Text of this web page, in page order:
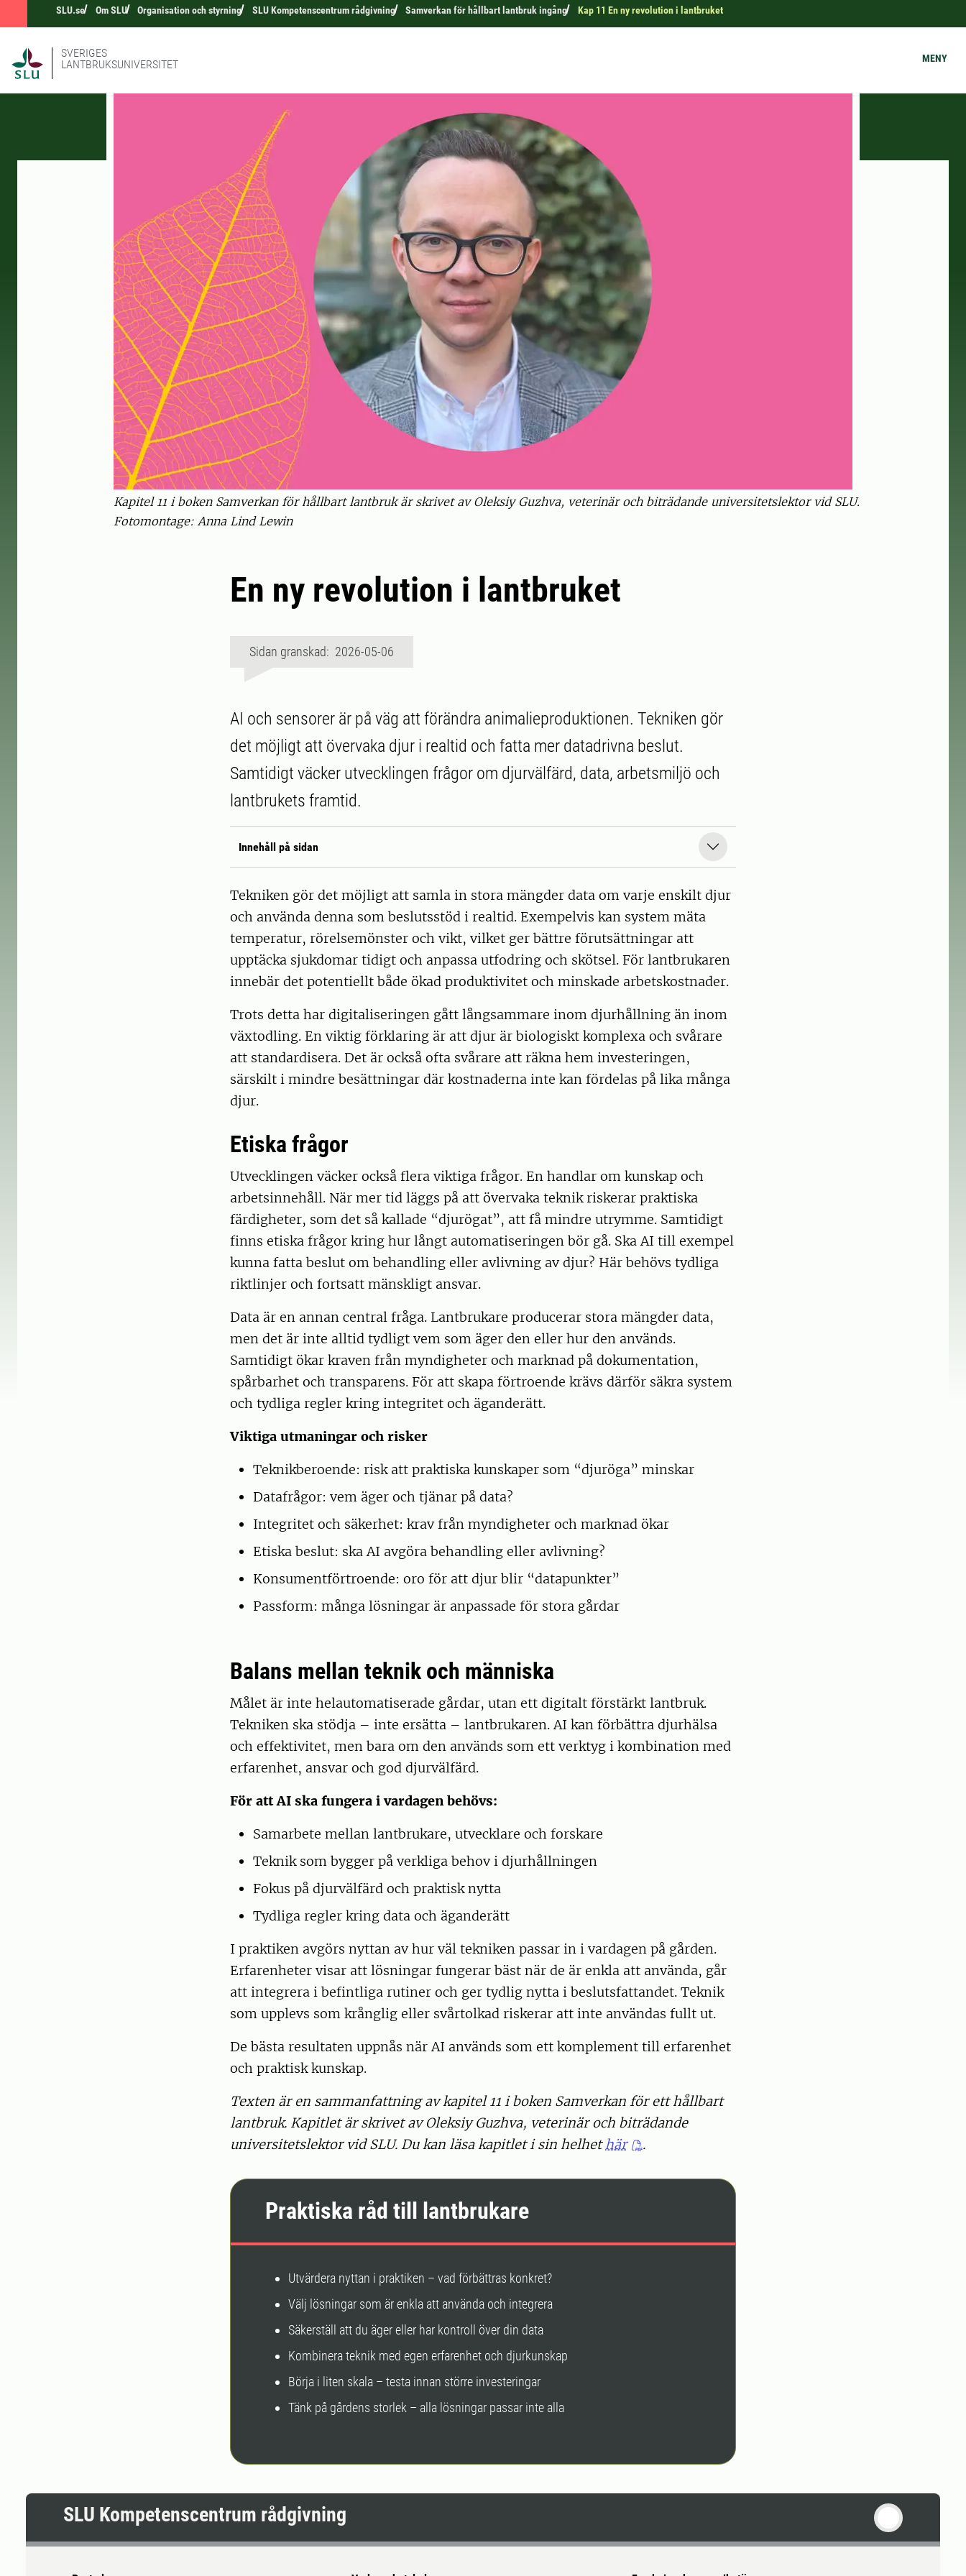
SLU.se Om SLU Organisation och styrning SLU Kompetenscentrum rådgivning Samverkan för hållbart lantbruk ingång Kap 11 En ny revolution i lantbruket
SVERIGES
LANTBRUKSUNIVERSITET
MENY
Kapitel 11 i boken Samverkan för hållbart lantbruk är skrivet av Oleksiy Guzhva, veterinär och biträdande universitetslektor vid SLU.
Fotomontage: Anna Lind Lewin
En ny revolution i lantbruket
Sidan granskad: 2026-05-06
AI och sensorer är på väg att förändra animalieproduktionen. Tekniken gör
det möjligt att övervaka djur i realtid och fatta mer datadrivna beslut.
Samtidigt väcker utvecklingen frågor om djurvälfärd, data, arbetsmiljö och
lantbrukets framtid.
Innehåll på sidan
Tekniken gör det möjligt att samla in stora mängder data om varje enskilt djur
och använda denna som beslutsstöd i realtid. Exempelvis kan system mäta
temperatur, rörelsemönster och vikt, vilket ger bättre förutsättningar att
upptäcka sjukdomar tidigt och anpassa utfodring och skötsel. För lantbrukaren
innebär det potentiellt både ökad produktivitet och minskade arbetskostnader.
Trots detta har digitaliseringen gått långsammare inom djurhållning än inom
växtodling. En viktig förklaring är att djur är biologiskt komplexa och svårare
att standardisera. Det är också ofta svårare att räkna hem investeringen,
särskilt i mindre besättningar där kostnaderna inte kan fördelas på lika många
djur.
Etiska frågor
Utvecklingen väcker också flera viktiga frågor. En handlar om kunskap och
arbetsinnehåll. När mer tid läggs på att övervaka teknik riskerar praktiska
färdigheter, som det så kallade “djurögat”, att få mindre utrymme. Samtidigt
finns etiska frågor kring hur långt automatiseringen bör gå. Ska AI till exempel
kunna fatta beslut om behandling eller avlivning av djur? Här behövs tydliga
riktlinjer och fortsatt mänskligt ansvar.
Data är en annan central fråga. Lantbrukare producerar stora mängder data,
men det är inte alltid tydligt vem som äger den eller hur den används.
Samtidigt ökar kraven från myndigheter och marknad på dokumentation,
spårbarhet och transparens. För att skapa förtroende krävs därför säkra system
och tydliga regler kring integritet och äganderätt.
Viktiga utmaningar och risker
Teknikberoende: risk att praktiska kunskaper som “djuröga” minskar
Datafrågor: vem äger och tjänar på data?
Integritet och säkerhet: krav från myndigheter och marknad ökar
Etiska beslut: ska AI avgöra behandling eller avlivning?
Konsumentförtroende: oro för att djur blir “datapunkter”
Passform: många lösningar är anpassade för stora gårdar
Balans mellan teknik och människa
Målet är inte helautomatiserade gårdar, utan ett digitalt förstärkt lantbruk.
Tekniken ska stödja – inte ersätta – lantbrukaren. AI kan förbättra djurhälsa
och effektivitet, men bara om den används som ett verktyg i kombination med
erfarenhet, ansvar och god djurvälfärd.
För att AI ska fungera i vardagen behövs:
Samarbete mellan lantbrukare, utvecklare och forskare
Teknik som bygger på verkliga behov i djurhållningen
Fokus på djurvälfärd och praktisk nytta
Tydliga regler kring data och äganderätt
I praktiken avgörs nyttan av hur väl tekniken passar in i vardagen på gården.
Erfarenheter visar att lösningar fungerar bäst när de är enkla att använda, går
att integrera i befintliga rutiner och ger tydlig nytta i beslutsfattandet. Teknik
som upplevs som krånglig eller svårtolkad riskerar att inte användas fullt ut.
De bästa resultaten uppnås när AI används som ett komplement till erfarenhet
och praktisk kunskap.
Texten är en sammanfattning av kapitel 11 i boken Samverkan för ett hållbart
lantbruk. Kapitlet är skrivet av Oleksiy Guzhva, veterinär och biträdande
universitetslektor vid SLU. Du kan läsa kapitlet i sin helhethär .
Praktiska råd till lantbrukare
Utvärdera nyttan i praktiken – vad förbättras konkret?
Välj lösningar som är enkla att använda och integrera
Säkerställ att du äger eller har kontroll över din data
Kombinera teknik med egen erfarenhet och djurkunskap
Börja i liten skala – testa innan större investeringar
Tänk på gårdens storlek – alla lösningar passar inte alla
SLU Kompetenscentrum rådgivning